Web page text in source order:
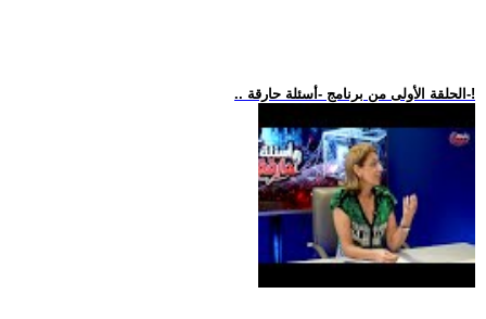
.. الحلقة الأولى من برنامج -أسئلة حارقة-!